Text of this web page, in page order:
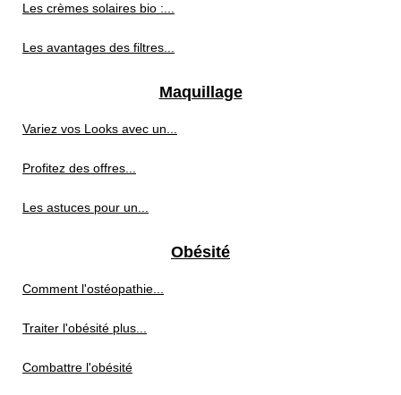
Les crèmes solaires bio :...
Les avantages des filtres...
Maquillage
Variez vos Looks avec un...
Profitez des offres...
Les astuces pour un...
Obésité
Comment l'ostéopathie...
Traiter l'obésité plus...
Combattre l'obésité